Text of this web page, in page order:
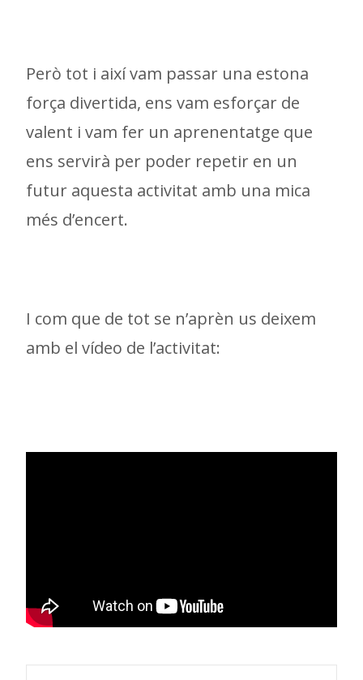
Però tot i així vam passar una estona
força divertida, ens vam esforçar de
valent i vam fer un aprenentatge que
ens servirà per poder repetir en un
futur aquesta activitat amb una mica
més d’encert.
I com que de tot se n’aprèn us deixem
amb el vídeo de l’activitat: